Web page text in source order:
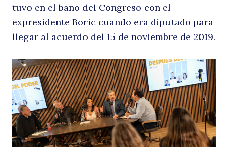
tuvo en el baño del Congreso con el
expresidente Boric cuando era diputado para
llegar al acuerdo del 15 de noviembre de 2019.